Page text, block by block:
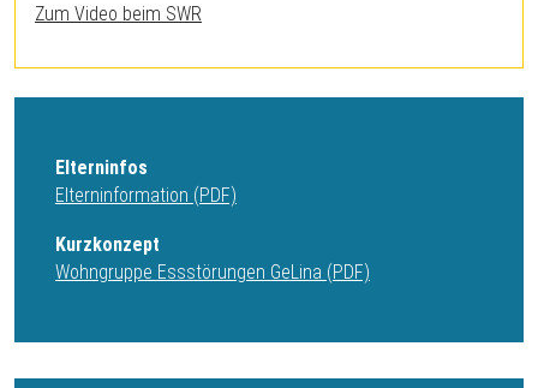
Zum Video beim SWR
Elterninfos
Elterninformation (PDF)
Kurzkonzept
Wohngruppe Essstörungen GeLina (PDF)